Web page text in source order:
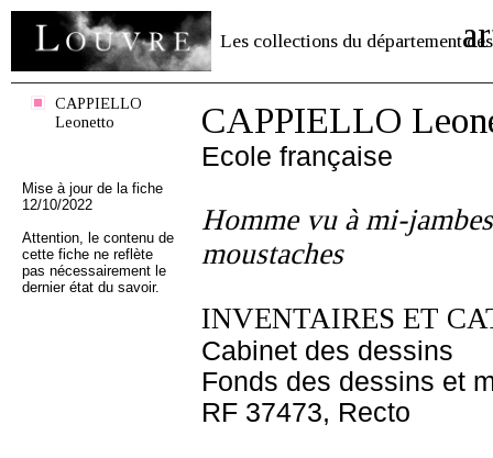
Les collections du département des
CAPPIELLO
Leonetto
Mise à jour de la fiche
12/10/2022
Attention, le contenu de
cette fiche ne reflète
pas nécessairement le
dernier état du savoir.
CAPPIELLO
Ecole française
Homme vu à mi-
moustaches
INVENTAIRES ET
Cabinet des dessins
Fonds des dessins et
RF 37473, Recto